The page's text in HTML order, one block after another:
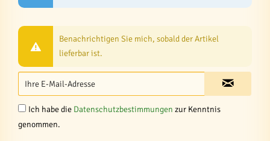
Benachrichtigen Sie mich, sobald der Artikel
lieferbar ist.
Ich habe die Datenschutzbestimmungen zur Kenntnis
genommen.